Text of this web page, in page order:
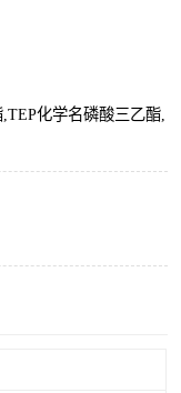
化学名磷酸三乙酯,